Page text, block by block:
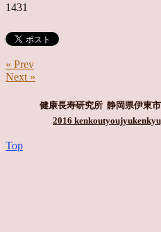
1431
« Prev
Next »
健康長寿研究所 静岡県伊東
2016
Top